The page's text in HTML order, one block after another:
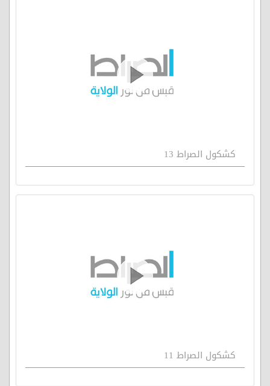
كشكول الصراط 13
كشكول الصراط 11